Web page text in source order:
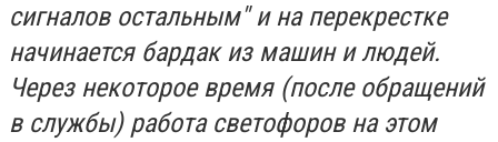
сигналов остальным" и на перекрестке
начинается бардак из машин и людей.
Через некоторое время (после обращений
в службы) работа светофоров на этом